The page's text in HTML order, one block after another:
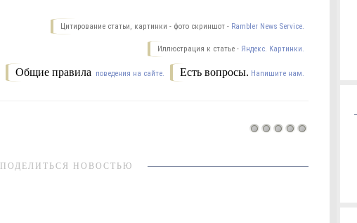
Цитирование статьи, картинки - фото скриншот - Rambler News Service.
Иллюстрация к статье - Яндекс. Картинки.
Есть вопросы. Напишите нам.
Общие правила поведения на сайте.
ПОДЕЛИТЬСЯ НОВОСТЬЮ